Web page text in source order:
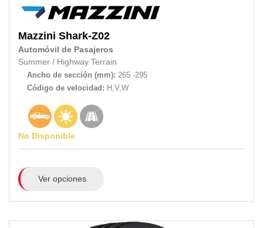
Mazzini Shark-Z02
Automóvil de Pasajeros
Summer / Highway Terrain
Ancho de sección (mm): 265 -295
Código de velocidad: H,V,W
No Disponible
Ver opciones